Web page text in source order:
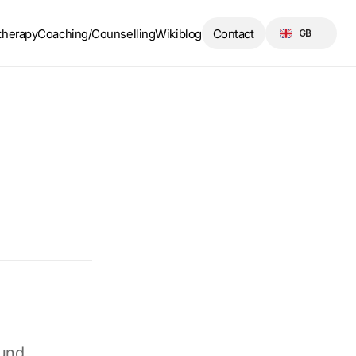
Coaching/CounsellingWikiblog Contact GB